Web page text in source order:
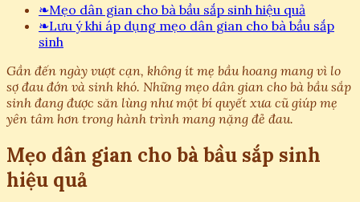
❧Mẹo dân gian cho bà bầu sắp sinh hiệu quả
❧Lưu ý khi áp dụng mẹo dân gian cho bà bầu sắp
sinh
Gần đến ngày vượt cạn, không ít mẹ bầu hoang mang vì lo
sợ đau đớn và sinh khó. Những mẹo dân gian cho bà bầu sắp
sinh đang được săn lùng như một bí quyết xưa cũ giúp mẹ
yên tâm hơn trong hành trình mang nặng đẻ đau.
Mẹo dân gian cho bà bầu sắp sinh
hiệu quả